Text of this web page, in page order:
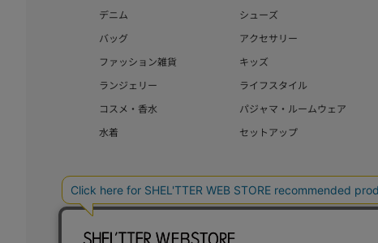
デニム
シューズ
バッグ
アクセサリー
ファッション雑貨
キッズ
ランジェリー
ライフスタイル
コスメ・香水
パジャマ・ルームウェア
水着
セットアップ